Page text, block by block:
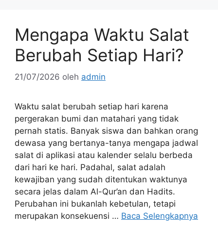
Mengapa Waktu Salat
Berubah Setiap Hari?
21/07/2026 oleh admin
Waktu salat berubah setiap hari karena
pergerakan bumi dan matahari yang tidak
pernah statis. Banyak siswa dan bahkan orang
dewasa yang bertanya-tanya mengapa jadwal
salat di aplikasi atau kalender selalu berbeda
dari hari ke hari. Padahal, salat adalah
kewajiban yang sudah ditentukan waktunya
secara jelas dalam Al-Qur’an dan Hadits.
Perubahan ini bukanlah kebetulan, tetapi
merupakan konsekuensi … Baca Selengkapnya